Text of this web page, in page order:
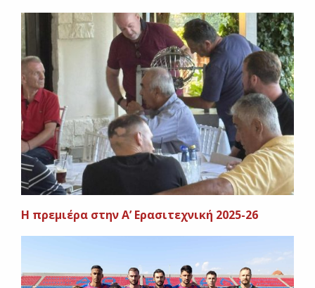
Η πρεμιέρα στην Α’ Ερασιτεχνική 2025-26